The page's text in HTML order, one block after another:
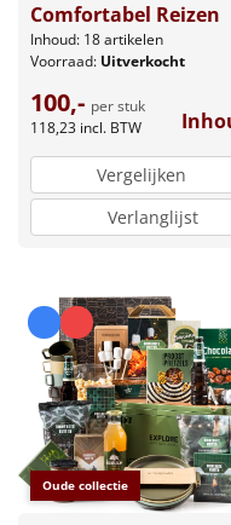
Comfortabel Reizen
Inhoud: 18 artikelen
Voorraad: Uitverkocht
100,- per stuk
118,23 incl. BTW
Vergelijken
Verlanglijst
Oude collectie